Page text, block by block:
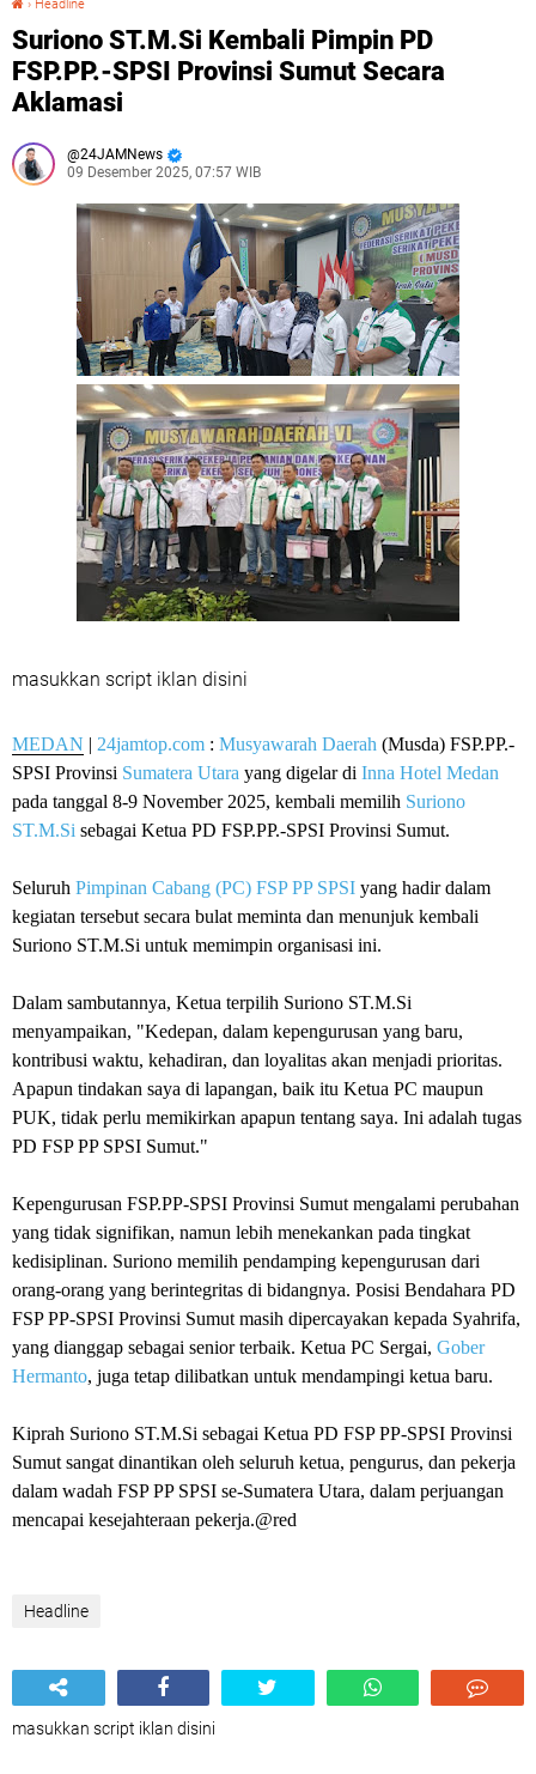
› Headline
Suriono ST.M.Si Kembali Pimpin PD
FSP.PP.-SPSI Provinsi Sumut Secara
Aklamasi
24JAMNews
09 Desember 2025, 07:57 WIB
masukkan script iklan disini
MEDAN | 24jamtop.com : Musyawarah Daerah (Musda) FSP.PP.-
SPSI Provinsi Sumatera Utara yang digelar di Inna Hotel Medan
pada tanggal 8-9 November 2025, kembali memilih Suriono
ST.M.Si sebagai Ketua PD FSP.PP.-SPSI Provinsi Sumut.
Seluruh Pimpinan Cabang (PC) FSP PP SPSI yang hadir dalam
kegiatan tersebut secara bulat meminta dan menunjuk kembali
Suriono ST.M.Si untuk memimpin organisasi ini.
Dalam sambutannya, Ketua terpilih Suriono ST.M.Si
menyampaikan, "Kedepan, dalam kepengurusan yang baru,
kontribusi waktu, kehadiran, dan loyalitas akan menjadi prioritas.
Apapun tindakan saya di lapangan, baik itu Ketua PC maupun
PUK, tidak perlu memikirkan apapun tentang saya. Ini adalah tugas
PD FSP PP SPSI Sumut."
Kepengurusan FSP.PP-SPSI Provinsi Sumut mengalami perubahan
yang tidak signifikan, namun lebih menekankan pada tingkat
kedisiplinan. Suriono memilih pendamping kepengurusan dari
orang-orang yang berintegritas di bidangnya. Posisi Bendahara PD
FSP PP-SPSI Provinsi Sumut masih dipercayakan kepada Syahrifa,
yang dianggap sebagai senior terbaik. Ketua PC Sergai, Gober
Hermanto, juga tetap dilibatkan untuk mendampingi ketua baru.
Kiprah Suriono ST.M.Si sebagai Ketua PD FSP PP-SPSI Provinsi
Sumut sangat dinantikan oleh seluruh ketua, pengurus, dan pekerja
dalam wadah FSP PP SPSI se-Sumatera Utara, dalam perjuangan
mencapai kesejahteraan pekerja.@red
Headline
masukkan script iklan disini